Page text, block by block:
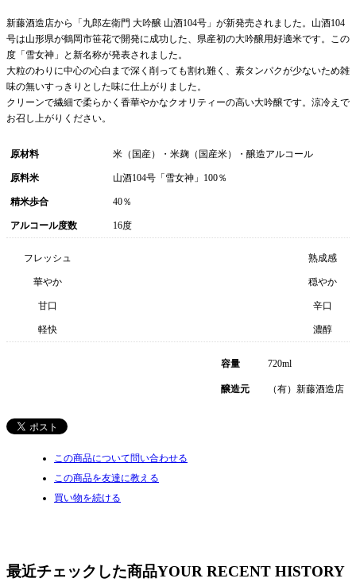
新藤酒造店から「九郎左衛門 大吟醸 山酒104号」が新発売されました。山酒104
号は山形県が鶴岡市笹花で開発に成功した、県産初の大吟醸用好適米です。この
度「雪女神」と新名称が発表されました。
大粒のわりに中心の心白まで深く削っても割れ難く、素タンパクが少ないため雑
味の無いすっきりとした味に仕上がりました。
クリーンで繊細で柔らかく香華やかなクオリティーの高い大吟醸です。涼冷えで
お召し上がりください。
原材料 米（国産）・米麹（国産米）・醸造アルコール
原料米 山酒104号「雪女神」100％
精米歩合 40％
アルコール度数 16度
フレッシュ 熟成感
華やか 穏やか
甘口 辛口
軽快 濃醇
容量 720ml
醸造元 （有）新藤酒造店
この商品について問い合わせる
この商品を友達に教える
買い物を続ける
最近チェックした商品YOUR RECENT HISTORY